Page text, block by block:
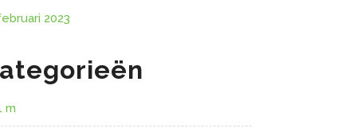
2023
m